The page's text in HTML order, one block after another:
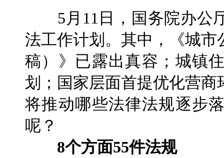
5月11日，国务院办公厅
法工作计划。其中，《城
稿）》已露出真容；城镇
划；国家层面首提优化营
将推动哪些法律法规逐步
呢？
8个方面55件法规